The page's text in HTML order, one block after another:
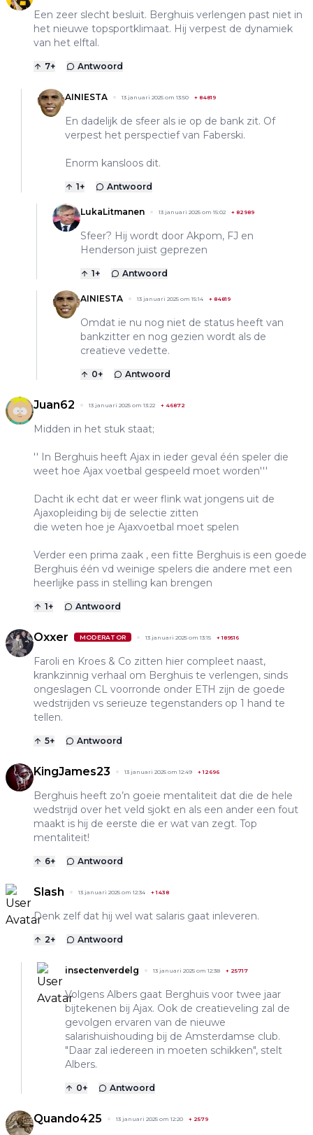
Een zeer slecht besluit. Berghuis verlengen past niet in
het nieuwe topsportklimaat. Hij verpest de dynamiek
van het elftal.
7+ Antwoord
AINIESTA 13 januari 2025 om 13:50 + 84819
En dadelijk de sfeer als ie op de bank zit. Of
verpest het perspectief van Faberski.
Enorm kansloos dit.
1+ Antwoord
LukaLitmanen 13 januari 2025 om 15:02 + 82989
Sfeer? Hij wordt door Akpom, FJ en
Henderson juist geprezen
1+ Antwoord
AINIESTA 13 januari 2025 om 15:14 + 84819
Omdat ie nu nog niet de status heeft van
bankzitter en nog gezien wordt als de
creatieve vedette.
0+ Antwoord
Juan62 13 januari 2025 om 13:22 + 46872
Midden in het stuk staat;
'' In Berghuis heeft Ajax in ieder geval één speler die
weet hoe Ajax voetbal gespeeld moet worden'''
Dacht ik echt dat er weer flink wat jongens uit de
Ajaxopleiding bij de selectie zitten
die weten hoe je Ajaxvoetbal moet spelen
Verder een prima zaak , een fitte Berghuis is een goede
Berghuis één vd weinige spelers die andere met een
heerlijke pass in stelling kan brengen
1+ Antwoord
Oxxer MODERATOR 13 januari 2025 om 13:15 +189516
Faroli en Kroes & Co zitten hier compleet naast,
krankzinnig verhaal om Berghuis te verlengen, sinds
ongeslagen CL voorronde onder ETH zijn de goede
wedstrijden vs serieuze tegenstanders op 1 hand te
tellen.
5+ Antwoord
KingJames23 13 januari 2025 om 12:49 +12696
Berghuis heeft zo’n goeie mentaliteit dat die de hele
wedstrijd over het veld sjokt en als een ander een fout
maakt is hij de eerste die er wat van zegt. Top
mentaliteit!
6+ Antwoord
Slash 13 januari 2025 om 12:34 +1438
Denk zelf dat hij wel wat salaris gaat inleveren.
2+ Antwoord
insectenverdelg 13 januari 2025 om 12:38 + 25717
Volgens Albers gaat Berghuis voor twee jaar
bijtekenen bij Ajax. Ook de creatieveling zal de
gevolgen ervaren van de nieuwe
salarishuishouding bij de Amsterdamse club.
"Daar zal iedereen in moeten schikken", stelt
Albers.
0+ Antwoord
Quando425 13 januari 2025 om 12:20 + 2579